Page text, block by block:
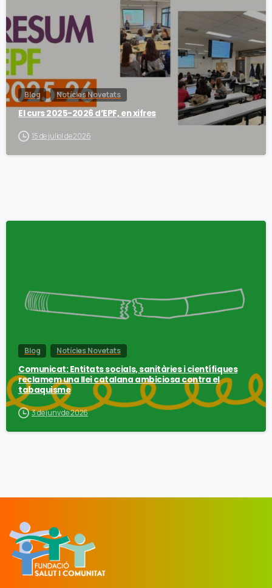
Blog Notícies Novetats
El curs 2025-2026 d’EPF, en xifres
15 de juliol de 2026
Blog Notícies Novetats
Comunicat: Entitats socials, sanitàries i científiques
reclamem una llei catalana ambiciosa contra el
tabaquisme
3 de juny de 2026